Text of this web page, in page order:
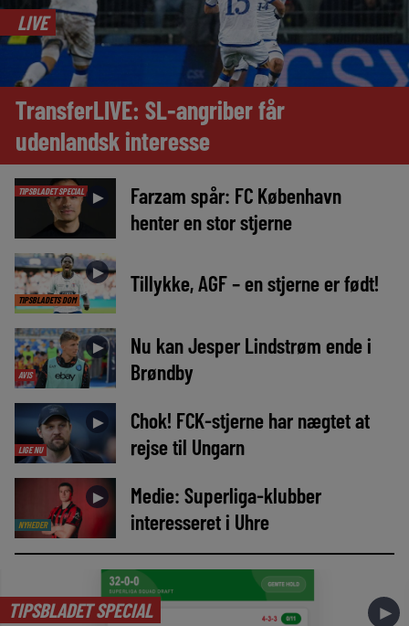
LIVE
TransferLIVE: SL-angriber får
udenlandsk interesse
TIPSBLADET SPECIAL ►
Farzam spår: FC København
henter en stor stjerne
TIPSBLADETS DOM
► Tillykke, AGF – en stjerne er født!
AVIS
►
Nu kan Jesper Lindstrøm ende i
Brøndby
LIGE NU
►
Chok! FCK-stjerne har nægtet at
rejse til Ungarn
NYHEDER
►
Medie: Superliga-klubber
interesseret i Uhre
TIPSBLADET SPECIAL ►